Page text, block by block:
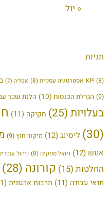
« יול
תגיות
KPI(8) אסטרטגיה עסקית(8) אפליה (7)
(9)
הגדלת הכנסות (10) הלנת שכר
בעלויות(25) חקיקה (11)
(30)
ליסינג(12) מיקור חוץ(9)
אנוש (12) ניהול ספקים (8) ניהול
החלטות (15) קורונה (28)
תנאי עבודה (11) תרבות ארגונית (11)